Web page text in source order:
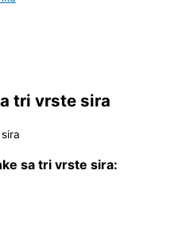
tri vrste sira
sa tri vrste sira: